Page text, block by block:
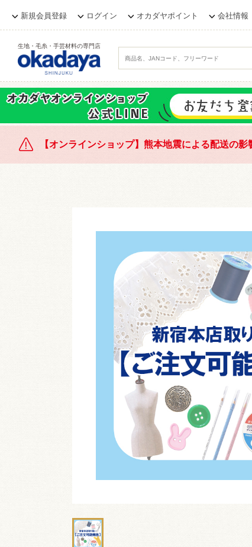
新規会員登録 ログイン オカダヤポイント 会社情報
生地・毛糸・手芸材料の専門店
【オンラインショップ】熊本地震による配送の影